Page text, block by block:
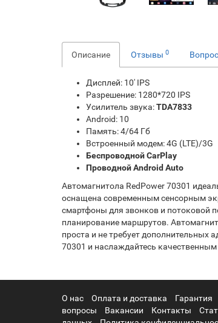
Описание Отзывы 0
Дисплей: 10' IPS
Разрешение: 1280*720 IPS
Усилитель звука:TDA7833
Android: 10
Память: 4/64 Гб
Встроенный модем: 4G (LTE)/3G
Беспроводной CarPlay
Проводной Android Auto
Автомагнитола RedPower 70301
оснащена современным сенсорным
смартфоны для звонков и потоковой
планирование маршрутов.
проста и не требует дополнительных
70301 и наслаждайтесь
О нас Оплата и доставка Гарантия
вопросы
Вакансии Контакты